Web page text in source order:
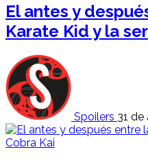
El antes y
Karate Kid y la
Spoilers 31